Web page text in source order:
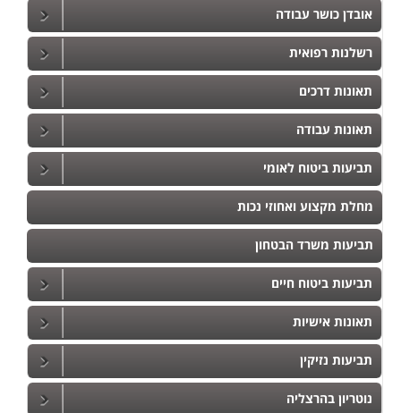
אובדן כושר עבודה
רשלנות רפואית
תאונות דרכים
תאונות עבודה
תביעות ביטוח לאומי
מחלת מקצוע ואחוזי נכות
תביעות משרד הבטחון
תביעות ביטוח חיים
תאונות אישיות
תביעות נזיקין
נוטריון בהרצליה